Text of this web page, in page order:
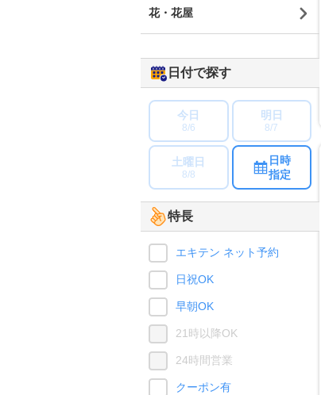
花・花屋
日付で探す
今日
8/6
明日
8/7
土曜日
8/8
日時
指定
特長
エキテン ネット予約
日祝OK
早朝OK
21時以降OK
24時間営業
クーポン有